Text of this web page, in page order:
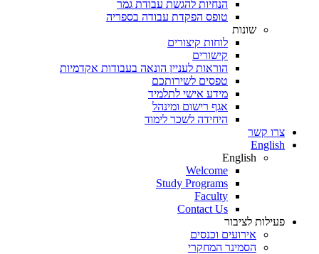
הנחיות להגשת עבודת גמר
טופס הפקדת עבודה בספריה
שונות
לוחות קיצורים
קישורים
הוראות לעניין הונאה בעבודות אקדמיות
טפסים לשירותכם
מידע אישי לתלמיד
אגף רישום ומינהל
היחידה לשכר לימוד
צרו קשר
English
English
Welcome
Study Programs
Faculty
Contact Us
פעילות לציבור
אירועים וכנסים
הסמינר המחקרי